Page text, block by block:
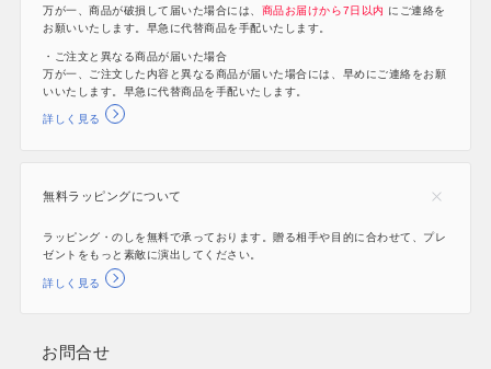
万が一、商品が破損して届いた場合には、 商品お届けから7日以内 にご連絡を
お願いいたします。早急に代替商品を手配いたします。
・ご注文と異なる商品が届いた場合
万が一、ご注文した内容と異なる商品が届いた場合には、早めにご連絡をお願
いいたします。早急に代替商品を手配いたします。
詳しく見る
無料ラッピングについて
ラッピング・のしを無料で承っております。贈る相手や目的に合わせて、プレ
ゼントをもっと素敵に演出してください。
詳しく見る
お問合せ